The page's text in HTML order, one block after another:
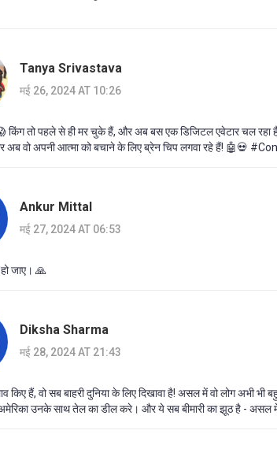
Tanya Srivastava
मई 26, 2024 AT 10:26
तो पहले से ही मर चुके हैं, और अब बस एक डिजिटल एवेटार चल रहा है!
अब वो अपनी आत्मा को बचाने के लिए ब्रेन चिप लगवा रहे हैं! 🤖💀
Ankur Mittal
मई 27, 2024 AT 06:53
जाए। 🙏
Diksha Sharma
मई 28, 2024 AT 21:43
किए हैं, वो सब बाहरी दुनिया के लिए दिखावा है! असल में वो लोग अभी
अमेरिका उनके साथ तेल का डील करे। और ये सब बीमारी का झूठ है -